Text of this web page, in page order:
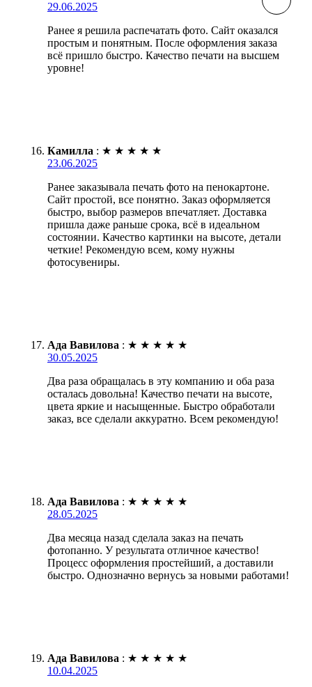
29.06.2025
Ранее я решила распечатать фото. Сайт оказался
простым и понятным. После оформления заказа
всё пришло быстро. Качество печати на высшем
уровне!
Камилла : ★ ★ ★ ★ ★
23.06.2025
Ранее заказывала печать фото на пенокартоне.
Сайт простой, все понятно. Заказ оформляется
быстро, выбор размеров впечатляет. Доставка
пришла даже раньше срока, всё в идеальном
состоянии. Качество картинки на высоте, детали
четкие! Рекомендую всем, кому нужны
фотосувениры.
Ада Вавилова : ★ ★ ★ ★ ★
30.05.2025
Два раза обращалась в эту компанию и оба раза
осталась довольна! Качество печати на высоте,
цвета яркие и насыщенные. Быстро обработали
заказ, все сделали аккуратно. Всем рекомендую!
Ада Вавилова : ★ ★ ★ ★ ★
28.05.2025
Два месяца назад сделала заказ на печать
фотопанно. У результата отличное качество!
Процесс оформления простейший, а доставили
быстро. Однозначно вернусь за новыми работами!
Ада Вавилова : ★ ★ ★ ★ ★
10.04.2025